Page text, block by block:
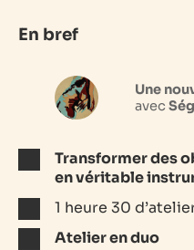
En bref
Une
avec
Transformer des
envéritable
1 heure 30
Atelier en duo